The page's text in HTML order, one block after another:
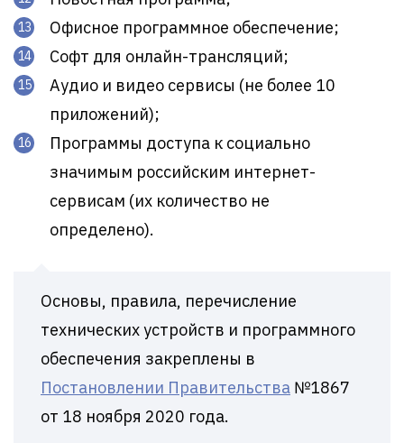
Офисное программное обеспечение;
Софт для онлайн-трансляций;
Аудио и видео сервисы (не более 10
приложений);
Программы доступа к социально
значимым российским интернет-
сервисам (их количество не
определено).
Основы, правила, перечисление
технических устройств и программного
обеспечения закреплены в
Постановлении Правительства №1867
от 18 ноября 2020 года.